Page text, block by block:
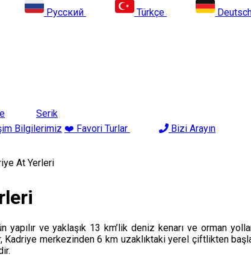
Русский Türkçe
Serik
Bilgilerimiz ❤️ Favori Turlar Bizi Arayın
At Yerleri
yapılır ve yaklaşık 13 km’lik deniz kenarı ve orman
Kadriye merkezinden 6 km uzaklıktaki yerel çiftlikten